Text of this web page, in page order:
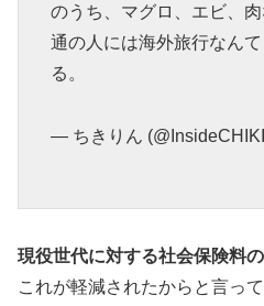
のうち、マグロ、エビ、
通の人には海外旅行なん
る。
— ちきりん
現役世代に対する社会保険料
これが軽減されたからと言っ